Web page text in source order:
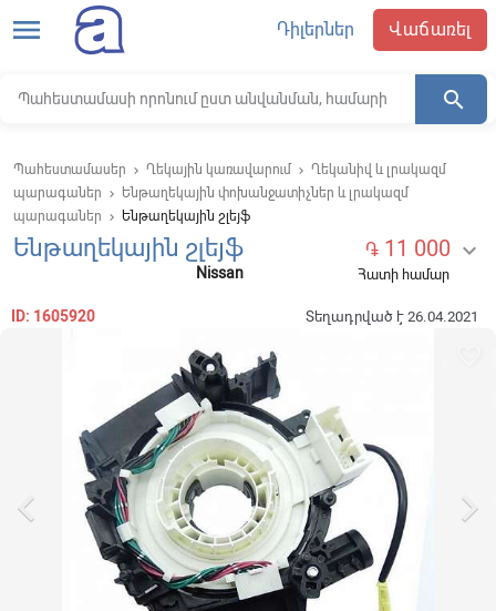
menu Դիլերներ Վաճառել
search
Պահեստամասեր keyboard_arrow_right Ղեկային կառավարում keyboard_arrow_right Ղեկանիվ և լրակազմ
պարագաներ
keyboard_arrow_right
Ենթաղեկային փոխանջատիչներ և լրակազմ
պարագաներ
keyboard_arrow_right Ենթաղեկային շլեյֆ
Ենթաղեկային շլեյֆ
Nissan
֏ 11 000 
Հատի համար
ID: 1605920 Տեղադրված է 26.04.2021
 